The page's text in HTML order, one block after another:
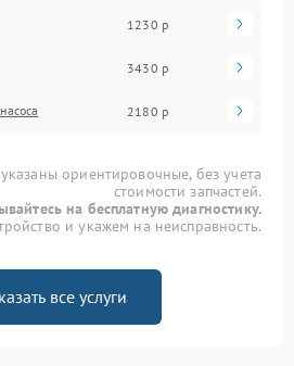
1230 р
3430 р
2180 р
ориентировочные, без учета
стоимости запчастей.
на бесплатную диагностику.
и укажем на неисправность.
все услуги